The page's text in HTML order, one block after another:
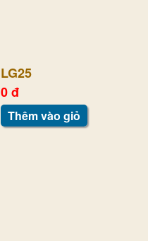
LG25
0 đ
Thêm vào giỏ